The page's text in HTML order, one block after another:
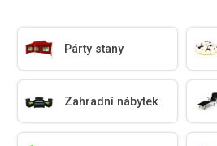
Párty stany
Zahradní nábytek